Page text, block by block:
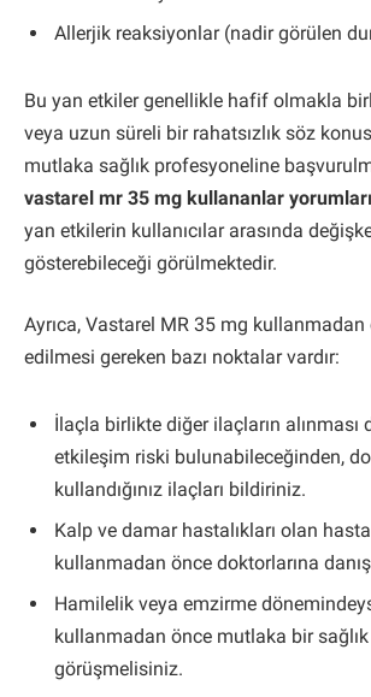
Allerjik reaksiyonlar (nadir görülen
Bu yan etkiler genellikle hafif olmakla
veya uzun süreli bir rahatsızlık söz
mutlaka sağlık profesyoneline
vastarel mr 35 mg kullananlar yorumları
yan etkilerin kullanıcılar arasında
gösterebileceği görülmektedir.
Ayrıca, Vastarel MR 35 mg
edilmesi gereken bazı noktalar vardır:
İlaçla birlikte diğer ilaçların alınması
etkileşim riski bulunabileceğinden,
kullandığınız ilaçları bildiriniz.
Kalp ve damar hastalıkları olan
kullanmadan önce doktorlarına
Hamilelik veya emzirme
kullanmadan önce mutlaka bir sağlık
görüşmelisiniz.